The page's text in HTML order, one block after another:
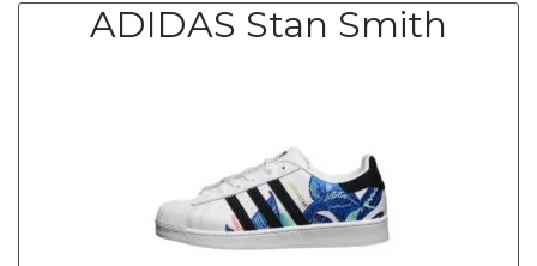
ADIDAS Stan Smith